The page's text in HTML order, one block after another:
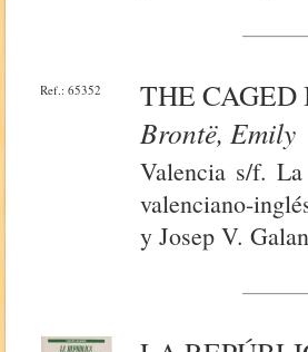
Ref.: 65352
THE CAGED
Brontë, Emily
Valencia s/f.
valenciano-
y Josep V.